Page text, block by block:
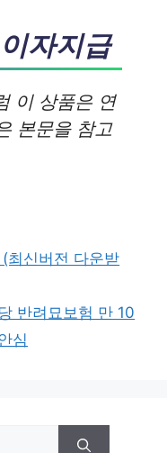
자지급
이 상품은 연
본문을 참고
최신버전 다운받
반려묘보험 만 10
심